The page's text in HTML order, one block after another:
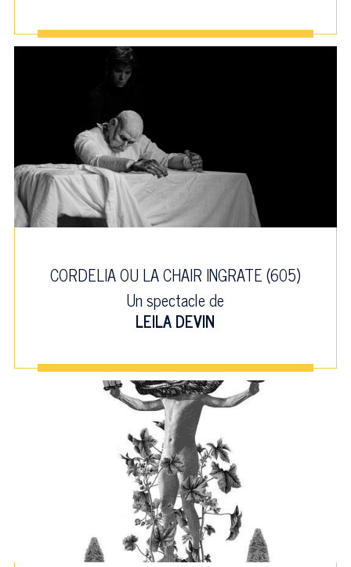
CORDELIA OU LA CHAIR INGRATE (605)
Un spectacle de
LEILA DEVIN